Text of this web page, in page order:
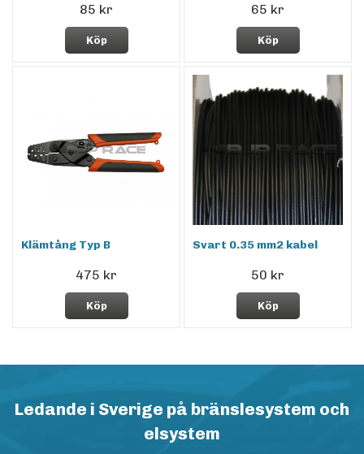
85 kr
Köp
65 kr
Köp
Klämtång Typ B
475 kr
Köp
Svart 0.35 mm2 kabel
50 kr
Köp
Ledande i Sverige på bränslesystem och
elsystem